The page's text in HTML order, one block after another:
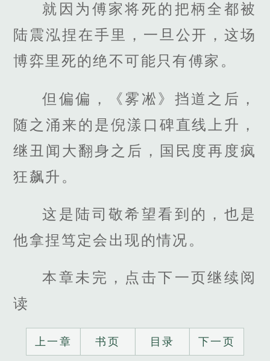
就因为傅家将死的把柄全都被
陆震泓捏在手里，一旦公开，这场
博弈里死的绝不可能只有傅家。
但偏偏，《雾凇》挡道之后，
随之涌来的是倪漾口碑直线上升，
继丑闻大翻身之后，国民度再度疯
狂飙升。
这是陆司敬希望看到的，也是
他拿捏笃定会出现的情况。
本章未完，点击下一页继续阅
读
上一章 书页 目录 下一页